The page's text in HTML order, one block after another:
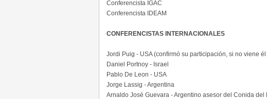
Conferencista IGAC
Conferencista IDEAM
CONFERENCISTAS INTERNACIONALES
Jordi Puig - USA (confirmó su participación, si no viene
Daniel Portnoy - Israel
Pablo De Leon - USA
Jorge Lassig - Argentina
Arnaldo José Guevara - Argentino asesor del Conida del